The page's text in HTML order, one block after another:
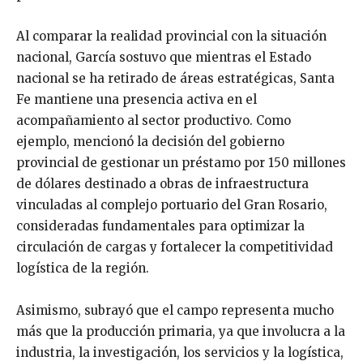
Al comparar la realidad provincial con la situación
nacional, García sostuvo que mientras el Estado
nacional se ha retirado de áreas estratégicas, Santa
Fe mantiene una presencia activa en el
acompañamiento al sector productivo. Como
ejemplo, mencionó la decisión del gobierno
provincial de gestionar un préstamo por 150 millones
de dólares destinado a obras de infraestructura
vinculadas al complejo portuario del Gran Rosario,
consideradas fundamentales para optimizar la
circulación de cargas y fortalecer la competitividad
logística de la región.
Asimismo, subrayó que el campo representa mucho
más que la producción primaria, ya que involucra a la
industria, la investigación, los servicios y la logística,